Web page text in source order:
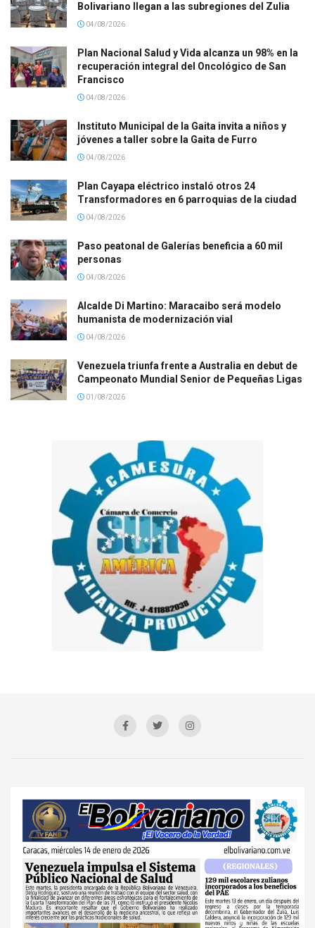
Bolivariano llegan a las subregiones del Zulia
04/08/2026
Plan Nacional Salud y Vida alcanza un 98% en la
recuperación integral del Oncológico de San
Francisco
04/08/2026
Instituto Municipal de la Gaita invita a niños y
jóvenes a taller sobre la Gaita de Furro
04/08/2026
Plan Cayapa eléctrico instaló otros 24
Transformadores en 6 parroquias de la ciudad
04/08/2026
Paso peatonal de Galerías beneficia a 60 mil
personas
04/08/2026
Alcalde Di Martino: Maracaibo será modelo
humanista de modernización vial
04/08/2026
Venezuela triunfa frente a Australia en debut de
Campeonato Mundial Senior de Pequeñas Ligas
01/08/2026